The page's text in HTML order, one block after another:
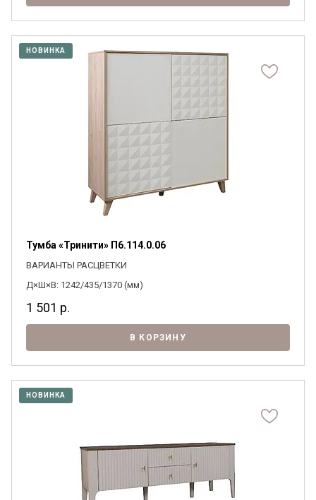
НОВИНКА
Тумба «Тринити» П6.114.0.06
ВАРИАНТЫ РАСЦВЕТКИ
Д×Ш×В: 1242/435/1370 (мм)
1 501 р.
В КОРЗИНУ
НОВИНКА